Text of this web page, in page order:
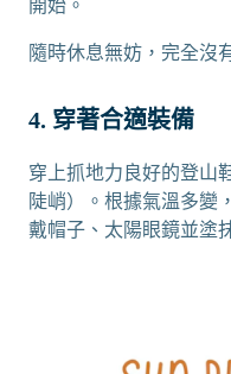
開始。
隨時休息無妨，完全沒
4. 穿著合適裝備
穿上抓地力良好的登山
陡峭）。根據氣溫多變
戴帽子、太陽眼鏡並塗